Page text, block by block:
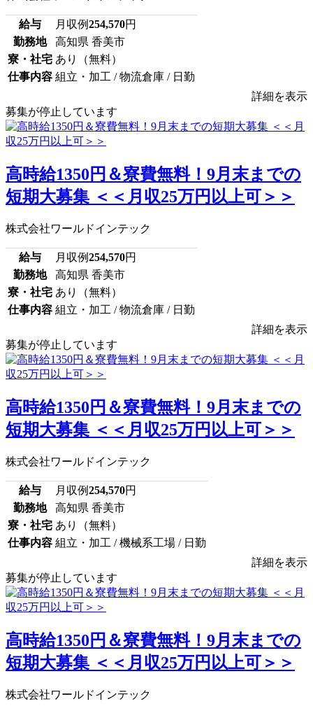
給与 月収例254,570円
勤務地
高知県 香美市
寮・社宅 あり（無料）
仕事内容 組立・加工 / 物流倉庫 / 日勤
詳細を表示
募集が停止しています
高時給1350円＆寮費無料！9月末までの
短期大募集 ＜＜月収25万円以上可＞＞
株式会社ワールドインテック
給与 月収例254,570円
勤務地
高知県 香美市
寮・社宅 あり（無料）
仕事内容 組立・加工 / 物流倉庫 / 日勤
詳細を表示
募集が停止しています
高時給1350円＆寮費無料！9月末までの
短期大募集 ＜＜月収25万円以上可＞＞
株式会社ワールドインテック
給与 月収例254,570円
勤務地
高知県 香美市
寮・社宅 あり（無料）
仕事内容 組立・加工 / 機械系工場 / 日勤
詳細を表示
募集が停止しています
高時給1350円＆寮費無料！9月末までの
短期大募集 ＜＜月収25万円以上可＞＞
株式会社ワールドインテック